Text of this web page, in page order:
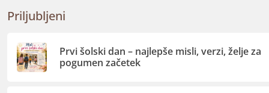
Priljubljeni
Prvi šolski dan – najlepše misli, verzi, želje za
pogumen začetek